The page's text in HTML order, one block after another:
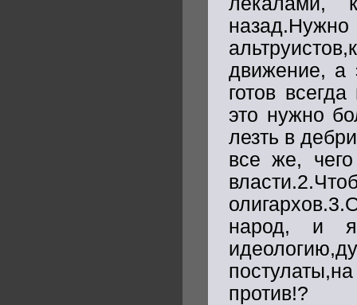
назад.Нужно
движение, а
готов
это нужно
лезть в
все же,
народ, и я
против!?